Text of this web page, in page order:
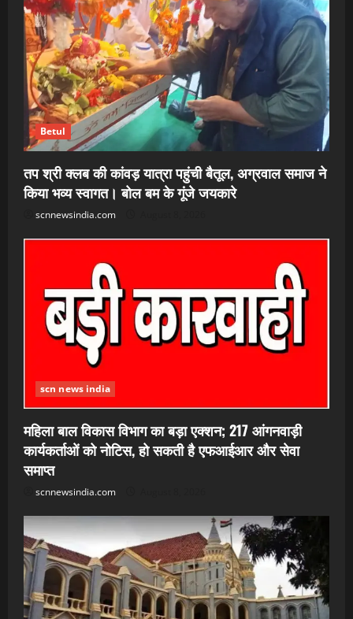
Betul
तप श्री क्लब की कांवड़ यात्रा पहुंची बैतूल, अग्रवाल समाज ने
किया भव्य स्वागत। बोल बम के गूंजे जयकारे
scnnewsindia.com
scn news india
महिला बाल विकास विभाग का बड़ा एक्शन; 217 आंगनवाड़ी
कार्यकर्ताओं को नोटिस, हो सकती है एफआईआर और सेवा
समाप्त
scnnewsindia.com